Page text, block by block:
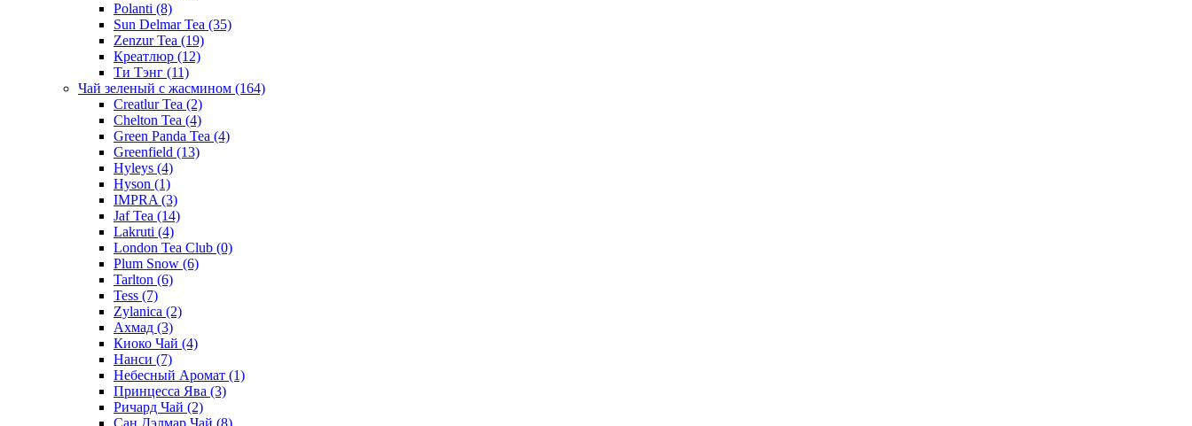
Polanti (8)
Sun Delmar Tea (35)
Zenzur Tea (19)
Креатлюр (12)
Ти Тэнг (11)
Чай зеленый с жасмином (164)
Creatlur Tea (2)
Chelton Tea (4)
Green Panda Tea (4)
Greenfield (13)
Hyleys (4)
Hyson (1)
IMPRA (3)
Jaf Tea (14)
Lakruti (4)
London Tea Club (0)
Plum Snow (6)
Tarlton (6)
Tess (7)
Zylanica (2)
Ахмад (3)
Киоко Чай (4)
Нанси (7)
Небесный Аромат (1)
Принцесса Ява (3)
Ричард Чай (2)
Сан Дэлмар Чай (8)